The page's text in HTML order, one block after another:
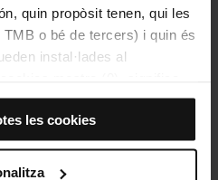
quin propòsit tenen, qui les
o bé de tercers) i quin és
instal·lades al
tipologia.
les cookies”, permets que
al teu navegador.
dreta de cada tipologia de
les cookies
teva compra online